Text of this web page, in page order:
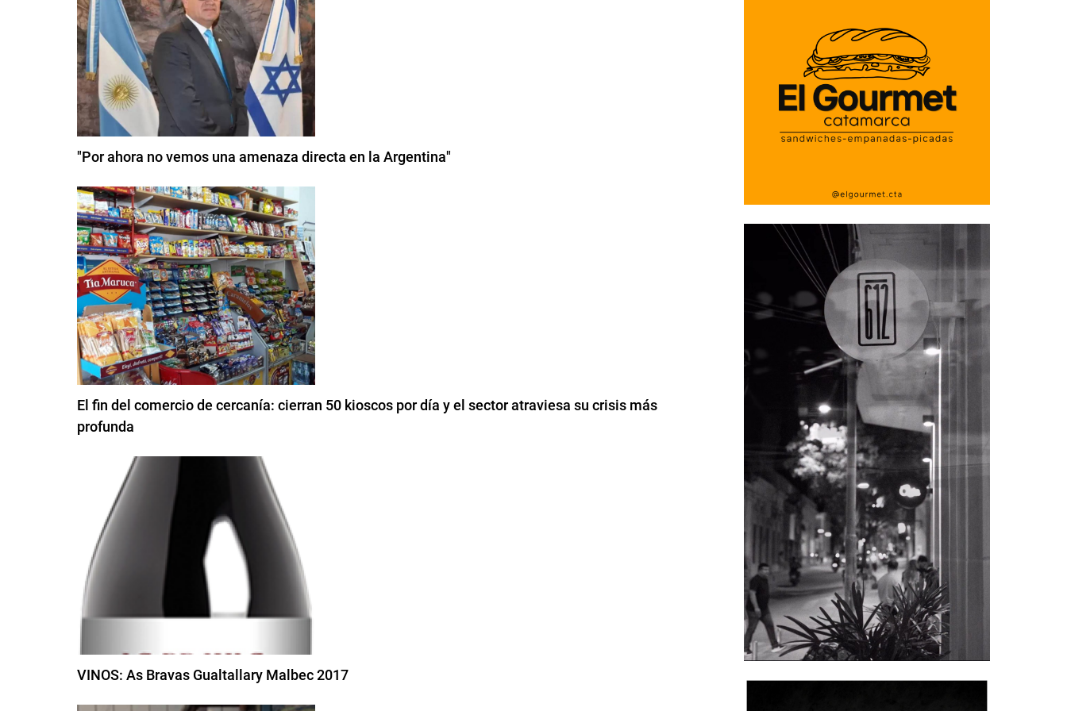
"Por ahora no vemos una amenaza directa en la Argentina"
El fin del comercio de cercanía: cierran 50 kioscos por día y el sector atraviesa su crisis más
profunda
VINOS: As Bravas Gualtallary Malbec 2017